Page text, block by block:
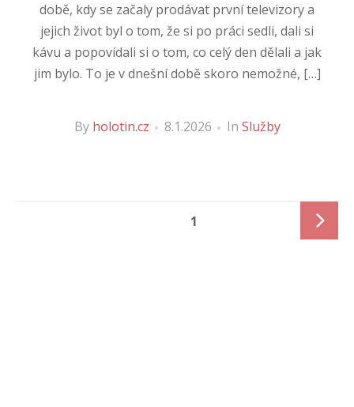
době, kdy se začaly prodávat první televizory a
jejich život byl o tom, že si po práci sedli, dali si
kávu a popovídali si o tom, co celý den dělali a jak
jim bylo. To je v dnešní době skoro nemožné, […]
By holotin.cz 8.1.2026 In Služby
1